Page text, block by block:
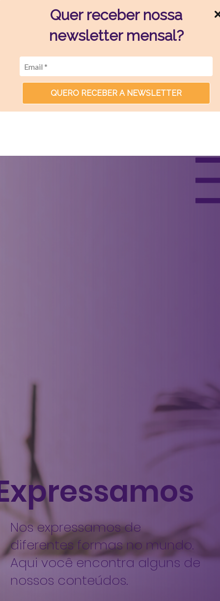
Quer receber nossa
newsletter mensal?
QUERO RECEBER A NEWSLETTER
Nos expressamos de
diferentes formas no mundo.
Aqui você encontra alguns de
nossos conteúdos.